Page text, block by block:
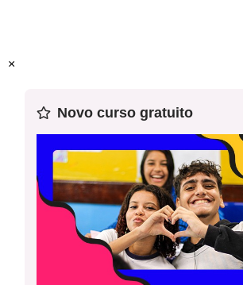
×
Novo curso gratuito